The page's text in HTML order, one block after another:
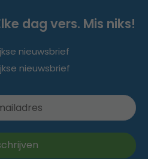
dag vers. Mis niks!
nieuwsbrief
nieuwsbrief